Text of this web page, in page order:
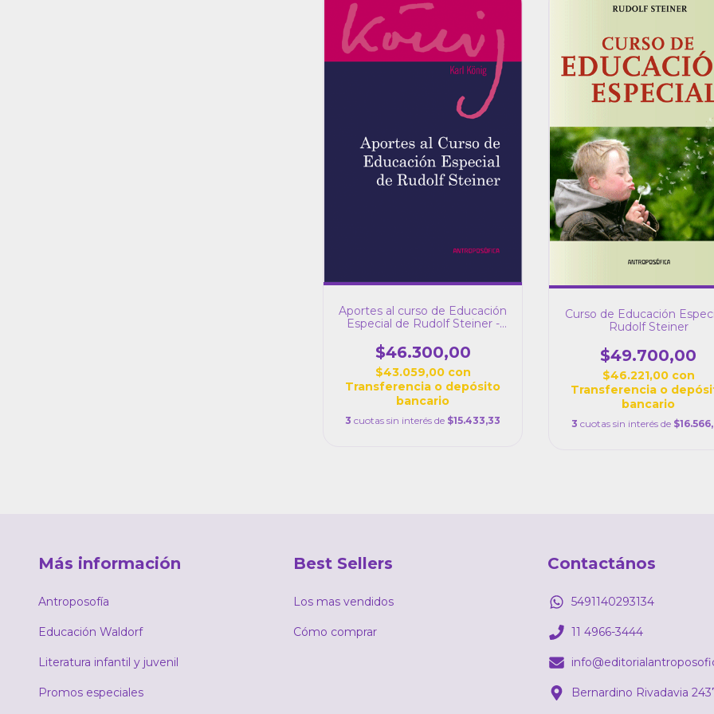
Aportes al curso de Educación
Especial de Rudolf Steiner -
$46.300,00
$43.059,00 con
Transferencia o depósito
bancario
3 cuotas sin interés de $15.433,33
Curso de Educación
Rudolf Steiner
$49.700,00
$46.221,00 con
Transferencia o
bancario
3 cuotas sin interés de
Más información
Antroposofía
Educación Waldorf
Literatura infantil y juvenil
Promos especiales
Best Sellers
Los mas vendidos
Cómo comprar
Contactános
5491140293134
11 4966-3444
Bernardino Rivadavia